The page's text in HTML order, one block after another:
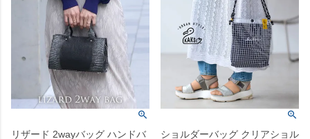
リザード 2wayバッグ ハンドバ
ショルダーバッグ クリアショル